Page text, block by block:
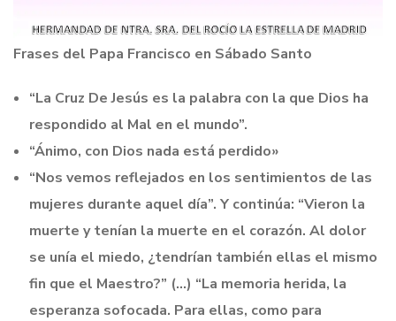
Frases del Papa Francisco en Sábado Santo
“La Cruz De Jesús es la palabra con la que Dios ha
respondido al Mal en el mundo”.
“Ánimo, con Dios nada está perdido»
“Nos vemos reflejados en los sentimientos de las
mujeres durante aquel día”. Y continúa: “Vieron la
muerte y tenían la muerte en el corazón. Al dolor
se unía el miedo, ¿tendrían también ellas el mismo
fin que el Maestro?” (…) “La memoria herida, la
esperanza sofocada. Para ellas, como para